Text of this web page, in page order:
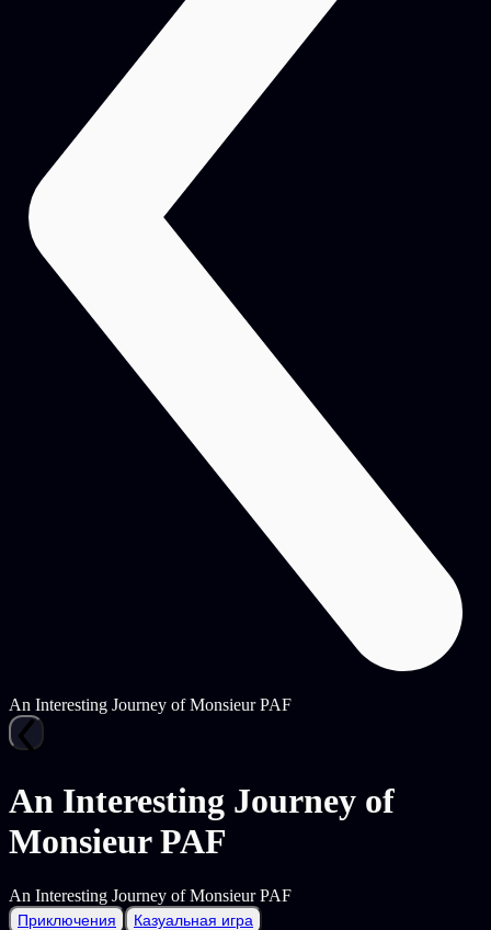
An Interesting Journey of Monsieur PAF
An Interesting Journey of
Monsieur PAF
An Interesting Journey of Monsieur PAF
Приключения Казуальная игра